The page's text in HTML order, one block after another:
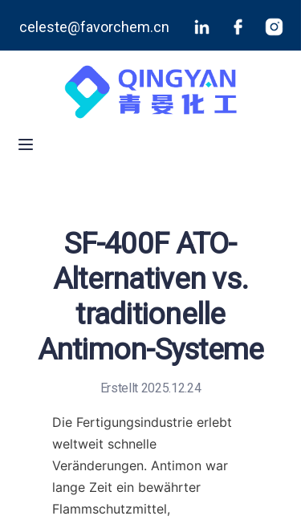
celeste@favorchem.cn
SF-400F ATO-
Alternativen vs.
traditionelle
Antimon-Systeme
Erstellt 2025.12.24
Die Fertigungsindustrie erlebt
weltweit schnelle
Veränderungen. Antimon war
lange Zeit ein bewährter
Flammschutzmittel,
Blog
Kontaktieren Sie uns